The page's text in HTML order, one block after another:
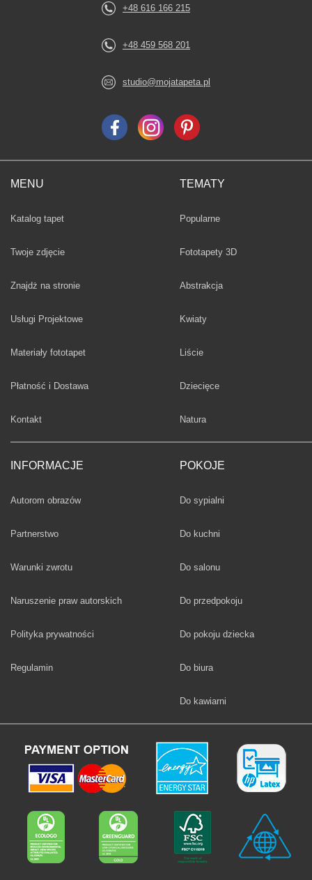
MENU
Katalog tapet
Twoje zdjęcie
Znajdż na stronie
Usługi Projektowe
Materiały fototapet
Płatność i Dostawa
Kontakt
INFORMACJE
Autorom obrazów
Partnerstwo
Warunki zwrotu
Naruszenie praw autorskich
Polityka prywatności
Regulamin
TEMATY
Fototapety
Popularne
Fototapety 3D
Fototapety
Abstrakcja
Fototapety
Kwiaty
Fototapety
Liście
Fototapety
Dziecięce
Fototapety
Natura
POKOJE
Fototapety
Do sypialni
Fototapety
Do kuchni
Fototapety
Do salonu
Fototapety
Do przedpokoju
Fototapety
Do pokoju dziecka
Fototapety
Do biura
Fototapety
Do kawiarni
+48 616 166 215
+48 459 568 201
studio@mojatapeta.pl